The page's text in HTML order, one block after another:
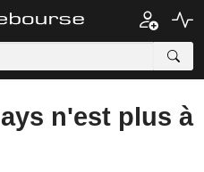
n'est plus à